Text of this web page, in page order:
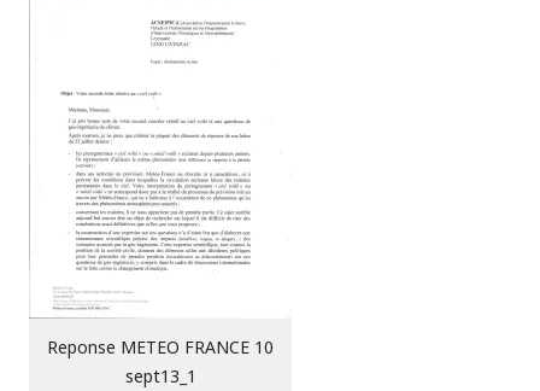
Reponse METEO FRANCE 10
sept13_1